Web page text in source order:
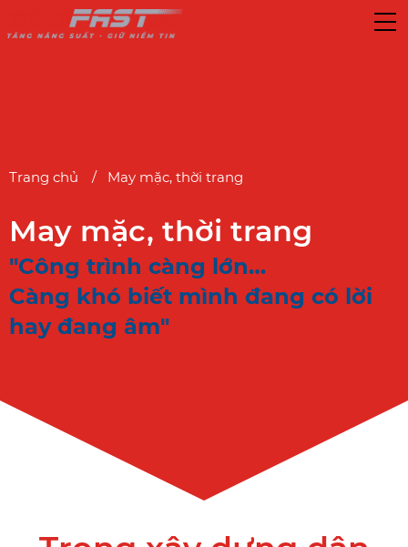
Trang chủ May mặc, thời trang
May mặc, thời trang
"Công trình càng lớn…
Càng khó biết mình đang có lời
hay đang âm"